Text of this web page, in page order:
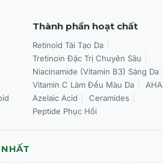
Thành phần hoạt chất
Retinoid Tái Tạo Da
Tretinoin Đặc Trị Chuyên Sâu
Niacinamide (Vitamin B3) Sáng Da
Vitamin C Làm Đều Màu Da
AHA
Azelaic Acid
Ceramides
Peptide Phục Hồi